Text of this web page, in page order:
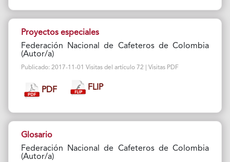
Proyectos especiales
Federación Nacional de Cafeteros de Colombia
(Autor/a)
Publicado: 2017-11-01 Visitas del artículo 72 | Visitas PDF
PDF FLIP
Glosario
Federación Nacional de Cafeteros de Colombia
(Autor/a)